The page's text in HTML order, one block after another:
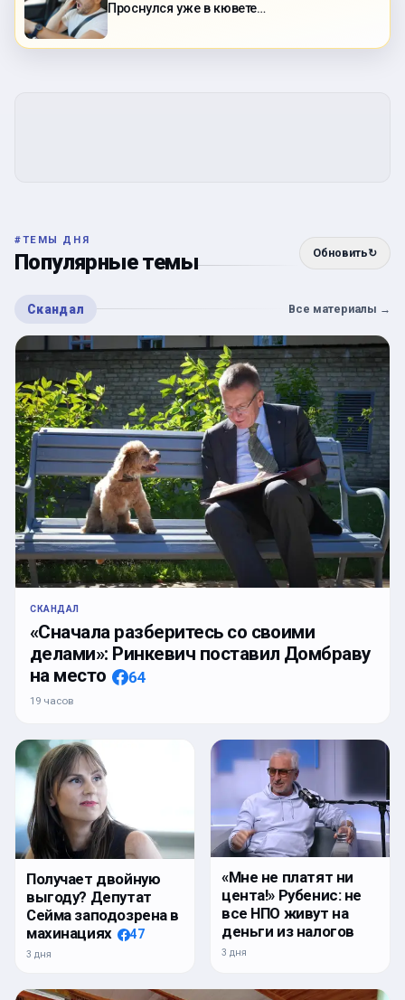
Проснулся уже в кювете…
#ТЕМЫ ДНЯ
Популярные темы Обновить↻
Скандал Все материалы →
СКАНДАЛ
«Сначала разберитесь со своими
делами»: Ринкевич поставил Домбраву
на место
64
19 часов
Получает двойную
выгоду? Депутат
Сейма заподозрена в
махинациях
47
3 дня
«Мне не платят ни
цента!» Рубенис: не
все НПО живут на
деньги из налогов
3 дня